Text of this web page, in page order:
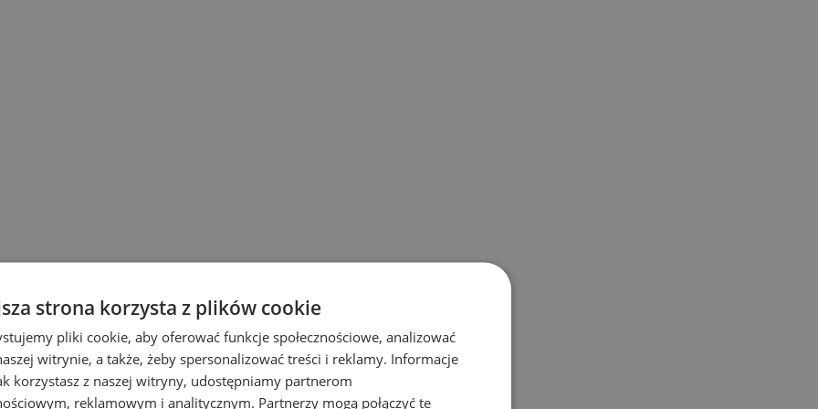
strona korzysta z plików cookie
pliki cookie, aby oferować funkcje społecznościowe, analizować
witrynie, a także, żeby spersonalizować treści i reklamy. Informacje
korzystasz z naszej witryny, udostępniamy partnerom
reklamowym i analitycznym. Partnerzy mogą połączyć te